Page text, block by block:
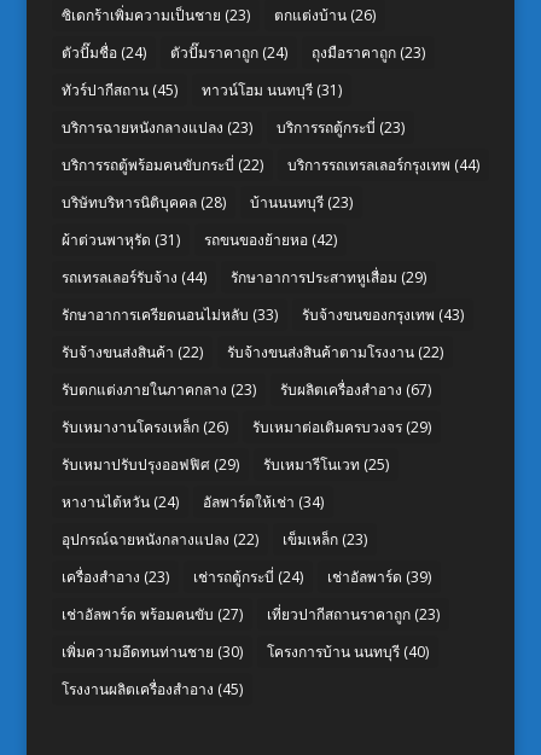
ซิเดกร้าเพิ่มความเป็นชาย (23) ตกแต่งบ้าน(26)
ตัวปั๊มชื่อ(24) ตัวปั๊มราคาถูก(24) ถุงมือราคาถูก(23)
ทัวร์ปากีสถาน(45) ทาวน์โฮม นนทบุรี(31)
บริการฉายหนังกลางแปลง (23) บริการรถตู้กระบี่ (23)
บริการรถตู้พร้อมคนขับกระบี่ (22) บริการรถเทรลเลอร์กรุงเทพ (44)
บริษัทบริหารนิติบุคคล(28) บ้านนนทบุรี(23)
ผ้าต่วนพาหุรัด (31) รถขนของย้ายหอ(42)
รถเทรลเลอร์รับจ้าง (44) รักษาอาการประสาทหูเสื่อม (29)
รักษาอาการเครียดนอนไม่หลับ (33) รับจ้างขนของกรุงเทพ (43)
รับจ้างขนส่งสินค้า (22) รับจ้างขนส่งสินค้าตามโรงงาน(22)
รับตกแต่งภายในภาคกลาง (23) รับผลิตเครื่องสำอาง (67)
รับเหมางานโครงเหล็ก(26) รับเหมาต่อเติมครบวงจร(29)
รับเหมาปรับปรุงออฟฟิศ(29) รับเหมารีโนเวท (25)
หางานไต้หวัน(24) อัลพาร์ดให้เช่า (34)
อุปกรณ์ฉายหนังกลางแปลง (22) เข็มเหล็ก(23)
เครื่องสำอาง (23) เช่ารถตู้กระบี่ (24) เช่าอัลพาร์ด (39)
เช่าอัลพาร์ด พร้อมคนขับ (27) เที่ยวปากีสถานราคาถูก(23)
เพิ่มความอึดทนท่านชาย (30) โครงการบ้าน นนทบุรี(40)
โรงงานผลิตเครื่องสำอาง (45)